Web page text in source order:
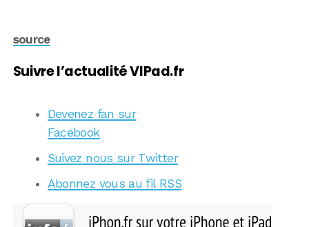
source
Suivre l’actualité VIPad.fr
Devenez fan sur
Facebook
Suivez nous sur Twitter
Abonnez vous au fil RSS